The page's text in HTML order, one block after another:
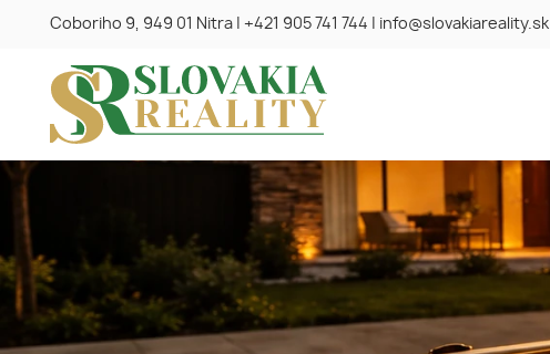
Coboriho 9, 949 01 Nitra +421 905 741 744 info@slovakiareality.sk